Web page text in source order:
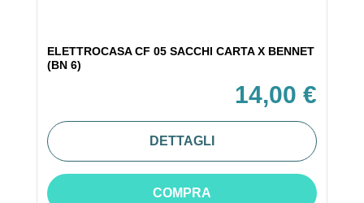
ELETTROCASA CF 05 SACCHI CARTA X BENNET
(BN 6)
14,00 €
DETTAGLI
COMPRA